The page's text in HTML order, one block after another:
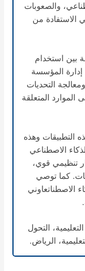
والصعوبات
الاستفادة من
بين استخدام
المؤسسة
التحديات
الموارد المتعلقة
التطبيقات وهذه
الاصطناعي
تنظيمي قوي،
كما توصي
الاصطناتعاوني
التحول
الرياض.